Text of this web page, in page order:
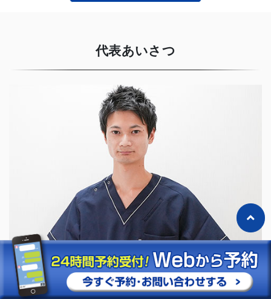
代表あいさつ
「清須みくる整骨院・整体院」
代表：松原 裕紀